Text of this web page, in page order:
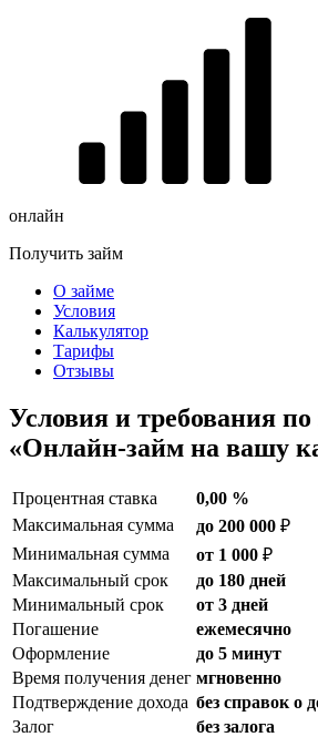
онлайн
Получить займ
О займе
Условия
Калькулятор
Тарифы
Отзывы
Условия и требования
«Онлайн-займ на вашу
Процентная ставка
0,00 %
Максимальная сумма
до 200 000 ₽
Минимальная сумма
от 1 000 ₽
Максимальный срок
до 180 дней
Минимальный срок
от 3 дней
Погашение
ежемесячно
Оформление
до 5 минут
Время получения денег мгновенно
Подтверждение дохода без справок о
Залог
без залога